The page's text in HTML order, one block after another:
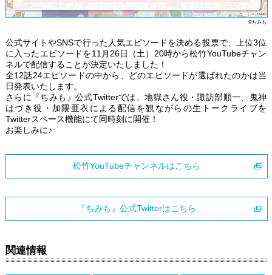
©ちみも
公式サイトやSNSで行った人気エピソードを決める投票で、上位3位
に入ったエピソードを11月26日（土）20時から松竹YouTubeチャン
ネルで配信することが決定いたしました！
全12話24エピソードの中から、どのエピソードが選ばれたのかは当
日発表いたします。
さらに『ちみも』公式Twitterでは、地獄さん役・諏訪部順一、鬼神
はづき役・加隈亜衣による配信を観ながらの生トークライブを
Twitterスペース機能にて同時刻に開催！
お楽しみに♪
松竹YouTubeチャンネルはこちら
『ちみも』公式Twitterはこちら
関連情報